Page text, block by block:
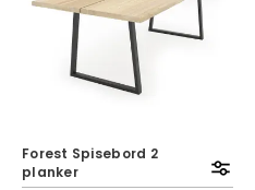
Forest Spisebord 2
planker